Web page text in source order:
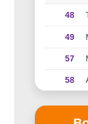
48
49
57
58